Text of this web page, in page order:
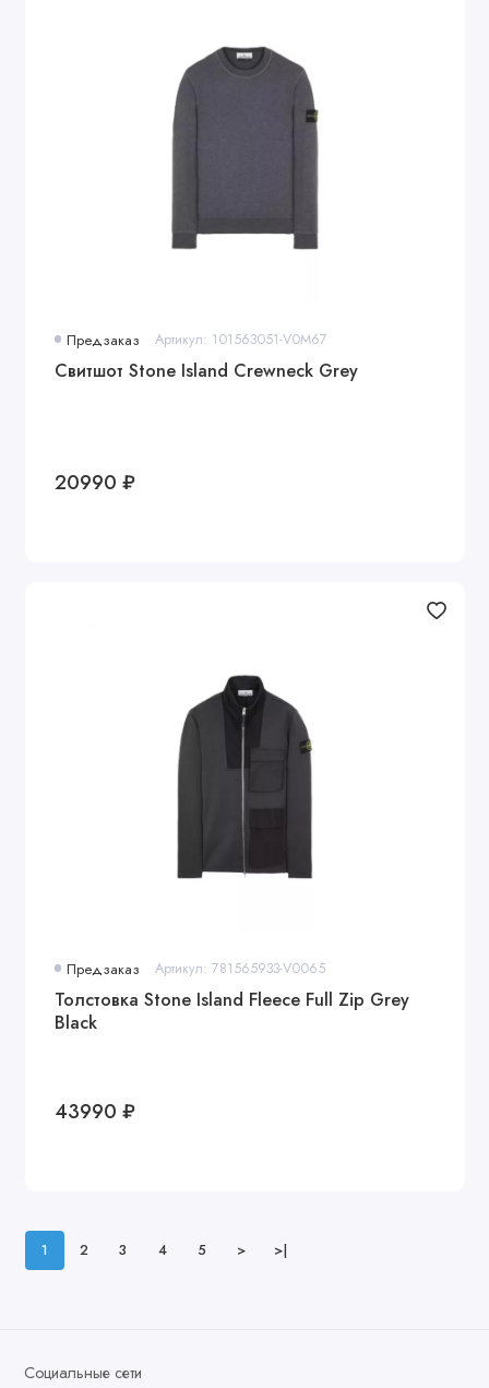
Предзаказ Артикул: 101563051-V0M67
Свитшот Stone Island Crewneck Grey
20990 ₽
Предзаказ Артикул: 781565933-V0065
Толстовка Stone Island Fleece Full Zip Grey
Black
43990 ₽
1 2 3 4 5 > >|
Социальные сети